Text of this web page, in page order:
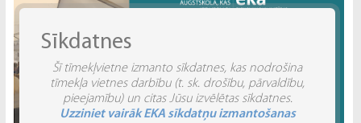
Sīkdatnes
Šī tīmekļvietne izmanto sīkdatnes, kas nodrošina
tīmekļa vietnes darbību (t. sk. drošību, pārvaldību,
pieejamību) un citas Jūsu izvēlētas sīkdatnes.
Uzziniet vairāk EKA sīkdatņu izmantošanas